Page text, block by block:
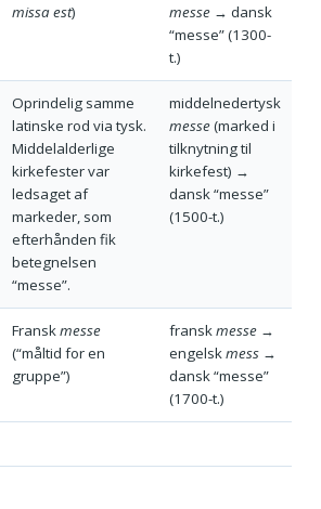
missa est)
messe→ dansk
“messe” (1300-
t.)
Oprindelig samme
latinske rod via tysk.
Middelalderlige
kirkefester var
ledsaget af
markeder, som
efterhånden fik
betegnelsen
“messe”.
middelnedertysk
messe(marked i
tilknytning til
kirkefest) →
dansk “messe”
(1500-t.)
Franskmesse
(“måltid for en
gruppe”)
franskmesse→
engelskmess→
dansk “messe”
(1700-t.)